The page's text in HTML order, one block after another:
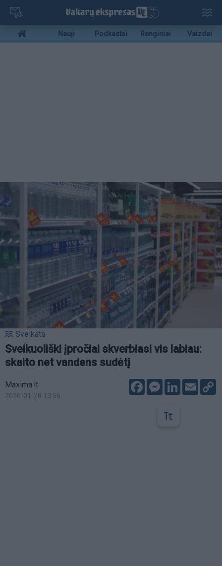
Pereiti
pagrindinį
turinį
Mobile
menu
Nauji Podkastai Renginiai Vaizdai
Sveikata
Sveikuoliški įpročiai skverbiasi vis labiau:
skaito net vandens sudėtį
Maxima.lt
2020-01-28 13:56
FacebookMessenger
LinkedIn
Email